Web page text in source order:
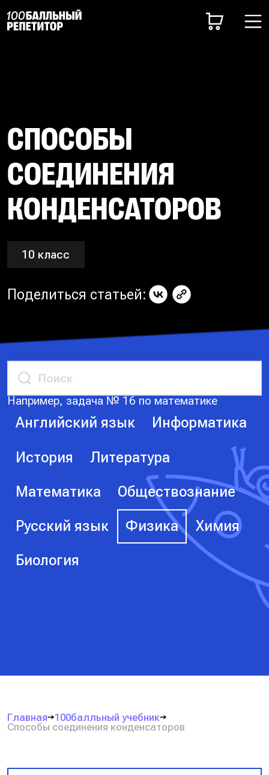
СПОСОБЫ
СОЕДИНЕНИЯ
КОНДЕНСАТОРОВ
10 класс
Поделиться статьей:
Например, задача № 16 по математике
Английский язык Информатика
История Литература
Математика Обществознание
Русский язык Физика Химия
Биология
Главная
100балльный учебник
Способы соединения конденсаторов